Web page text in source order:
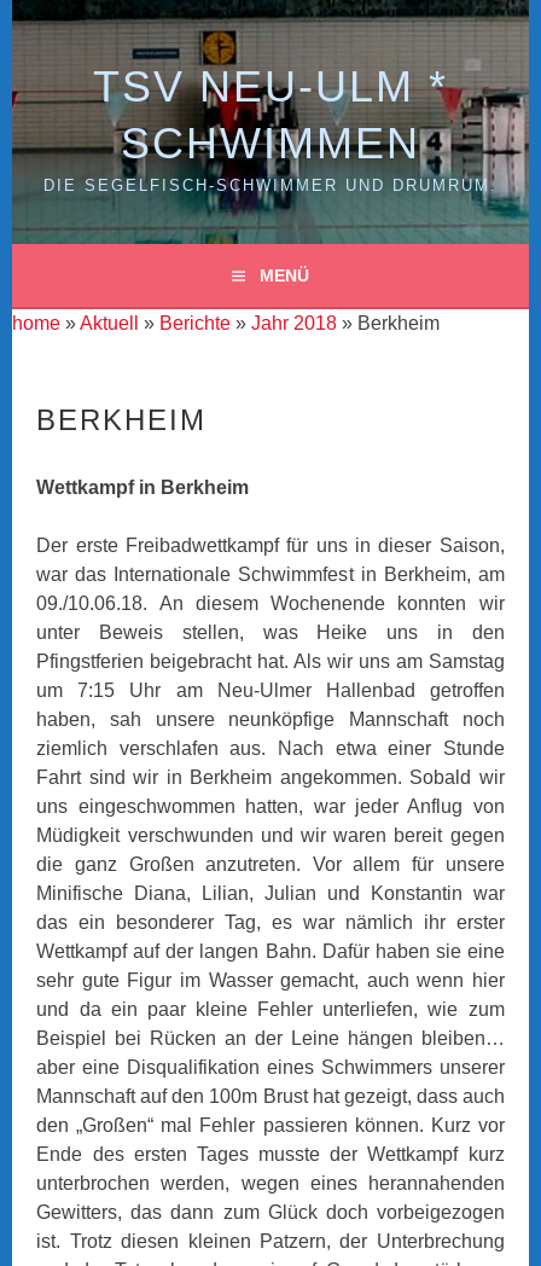
Zum
TSV NEU-ULM *
SCHWIMMEN
DIE SEGELFISCH-SCHWIMMER UND DRUMRUM.
MENÜ
home »Aktuell » Berichte »Jahr 2018 » Berkheim
BERKHEIM
Wettkampf in Berkheim
Der erste Freibadwettkampf für uns in dieser Saison,
war das Internationale Schwimmfest in Berkheim, am
09./10.06.18. An diesem Wochenende konnten wir
unter Beweis stellen, was Heike uns in den
Pfingstferien beigebracht hat. Als wir uns am Samstag
um 7:15 Uhr am Neu-Ulmer Hallenbad getroffen
haben, sah unsere neunköpfige Mannschaft noch
ziemlich verschlafen aus. Nach etwa einer Stunde
Fahrt sind wir in Berkheim angekommen. Sobald wir
uns eingeschwommen hatten, war jeder Anflug von
Müdigkeit verschwunden und wir waren bereit gegen
die ganz Großen anzutreten. Vor allem für unsere
Minifische Diana, Lilian, Julian und Konstantin war
das ein besonderer Tag, es war nämlich ihr erster
Wettkampf auf der langen Bahn. Dafür haben sie eine
sehr gute Figur im Wasser gemacht, auch wenn hier
und da ein paar kleine Fehler unterliefen, wie zum
Beispiel bei Rücken an der Leine hängen bleiben…
aber eine Disqualifikation eines Schwimmers unserer
Mannschaft auf den 100m Brust hat gezeigt, dass auch
den „Großen“ mal Fehler passieren können. Kurz vor
Ende des ersten Tages musste der Wettkampf kurz
unterbrochen werden, wegen eines herannahenden
Gewitters, das dann zum Glück doch vorbeigezogen
ist. Trotz diesen kleinen Patzern, der Unterbrechung